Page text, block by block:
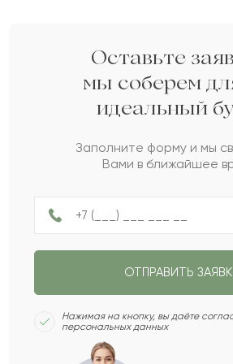
Серафима
Чеслава
Муштари
С Сафуан
Ажар
Оставьте
мы соберем
идеальный
Заполните форму и мы
Вами в ближайшее
ОТПРАВИТЬ
Нажимая на кнопку, вы даёте
персональных данных